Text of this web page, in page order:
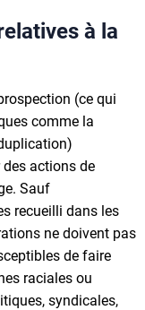
à la
(ce qui
comme la
des actions de
Sauf
recueilli dans les
ne doivent pas
de faire
raciales ou
syndicales,